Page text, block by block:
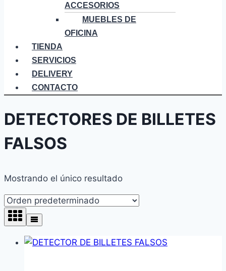
ACCESORIOS
MUEBLES DE
OFICINA
TIENDA
SERVICIOS
DELIVERY
CONTACTO
DETECTORES DE BILLETES
FALSOS
Mostrando el único resultado